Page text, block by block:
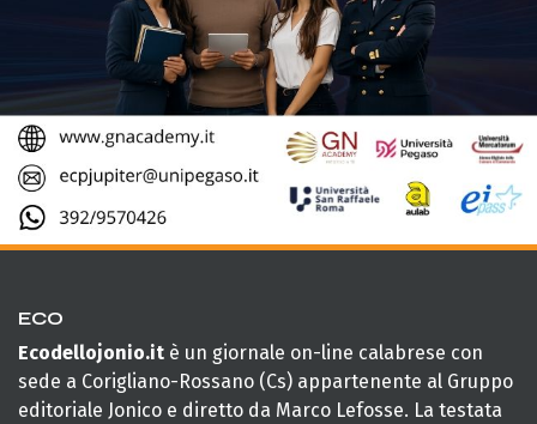
ECO
Ecodellojonio.it è un giornale on-line calabrese con
sede a Corigliano-Rossano (Cs) appartenente al Gruppo
editoriale Jonico e diretto da Marco Lefosse. La testata